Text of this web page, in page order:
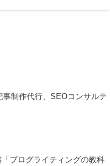
制作代行、SEOコンサルテ
ブログライティングの教科